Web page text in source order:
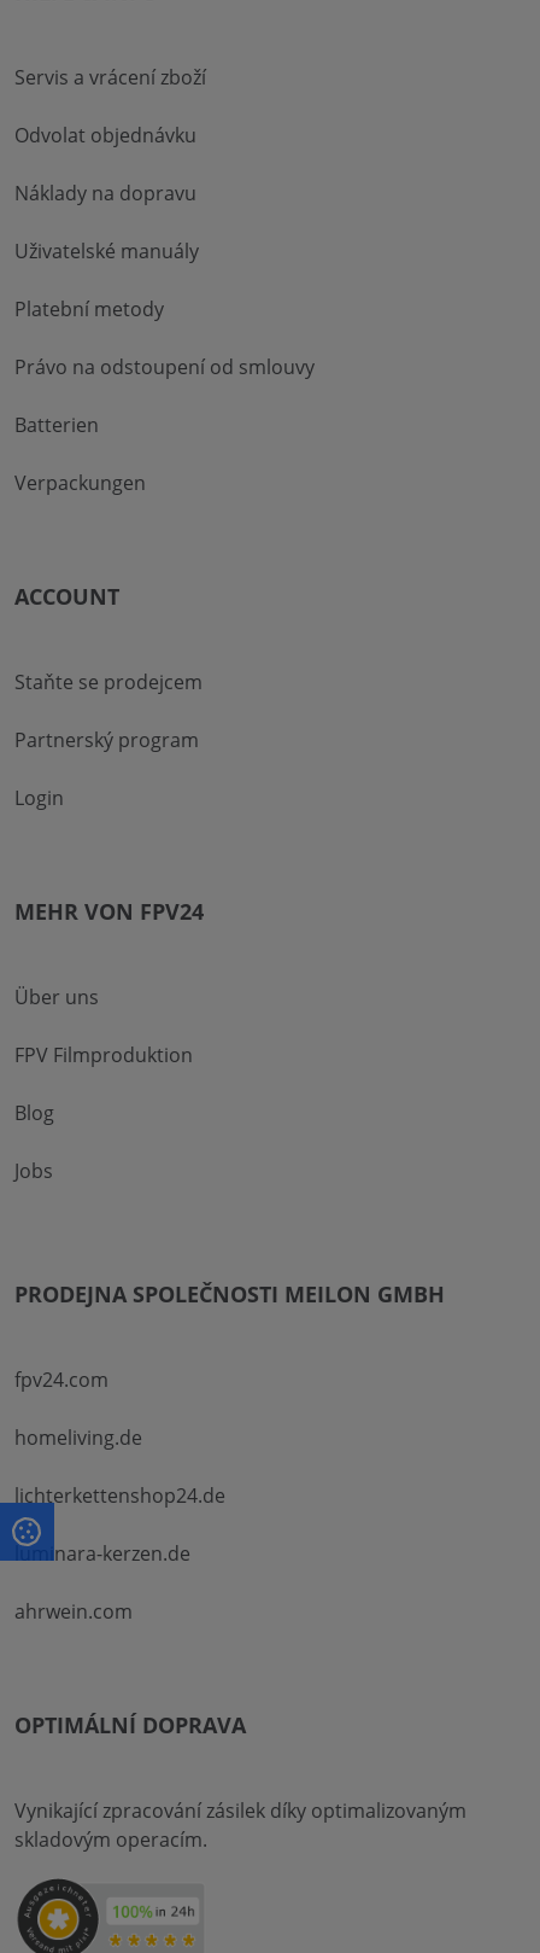
Servis a vrácení zboží
Odvolat objednávku
Náklady na dopravu
Uživatelské manuály
Platební metody
Právo na odstoupení od smlouvy
Batterien
Verpackungen
ACCOUNT
Staňte se prodejcem
Partnerský program
Login
MEHR VON FPV24
Über uns
FPV Filmproduktion
Blog
Jobs
PRODEJNA SPOLEČNOSTI MEILON GMBH
fpv24.com
homeliving.de
lichterkettenshop24.de
luminara-kerzen.de
ahrwein.com
OPTIMÁLNÍ DOPRAVA
Vynikající zpracování zásilek díky optimalizovaným
skladovým operacím.